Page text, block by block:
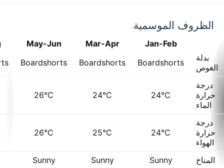
الظروف الموسمية
Jan-Feb
Mar-Apr
May-Jun
بدلة
الغوص
Boardshorts
Boardshorts
Boardshorts
درجة
حرارة
الماء
24°C
24°C
26°C
درجة
حرارة
الهواء
24°C
25°C
26°C
المناخ Sunny
Sunny
Sunny